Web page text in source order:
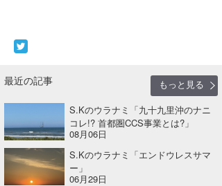
最近の記事
もっと見る
S.Kのウラナミ「九十九里沖のナニ
コレ!? 首都圏CCS事業とは?」
08月06日
S.Kのウラナミ「エンドウレスサマ
ー」
06月29日